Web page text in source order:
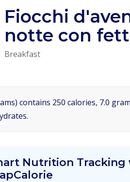
Fiocchi
notte con
Breakfast
contains 250 calories, 7.0
Nutrition Tracking